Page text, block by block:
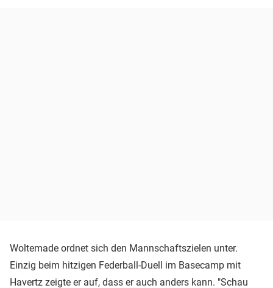
Woltemade ordnet sich den Mannschaftszielen unter.
Einzig beim hitzigen Federball-Duell im Basecamp mit
Havertz zeigte er auf, dass er auch anders kann. "Schau